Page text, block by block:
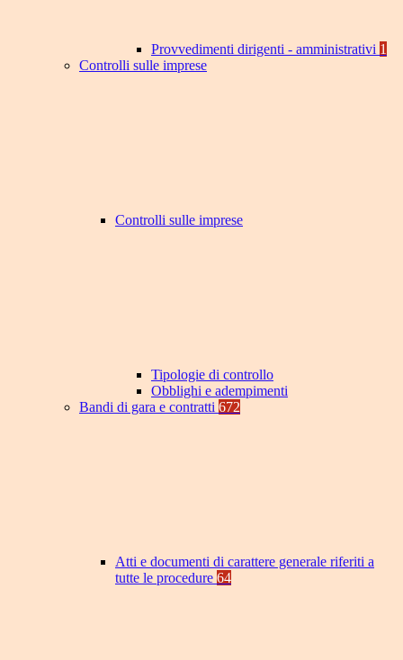
Provvedimenti dirigenti - amministrativi 1
Controlli sulle imprese
Controlli sulle imprese
Tipologie di controllo
Obblighi e adempimenti
Bandi di gara e contratti 672
Atti e documenti di carattere generale riferiti a
tutte le procedure 64